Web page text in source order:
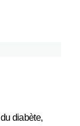
diabète,